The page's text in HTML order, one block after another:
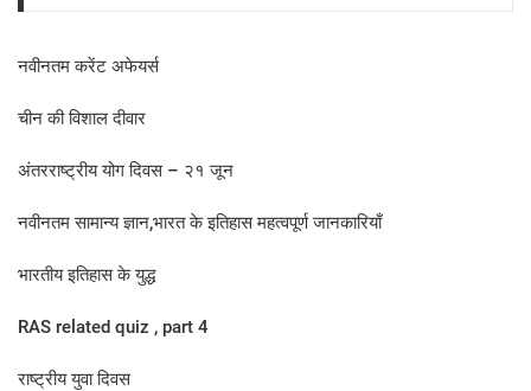
नवीनतम करेंट अफेयर्स
चीन की विशाल दीवार
अंतरराष्ट्रीय योग दिवस – २१ जून
नवीनतम सामान्य ज्ञान,भारत के इतिहास महत्वपूर्ण जानकारियाँ
भारतीय इतिहास के युद्ध
RAS related quiz , part 4
राष्ट्रीय युवा दिवस